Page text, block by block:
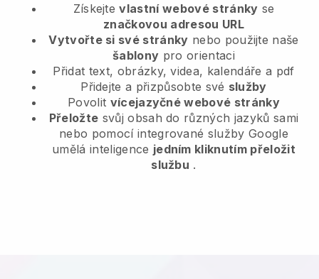
Získejtevlastní webové stránky se
značkovou adresou URL
Vytvořte si své stránky nebo použijte naše
šablony pro orientaci
Přidat text, obrázky, videa, kalendáře a pdf
Přidejte a přizpůsobte své služby
Povolit vícejazyčné webové stránky
Přeložte svůj obsah do různých jazyků sami
nebo pomocí integrované služby Google
umělá inteligence jedním kliknutím přeložit
službu .